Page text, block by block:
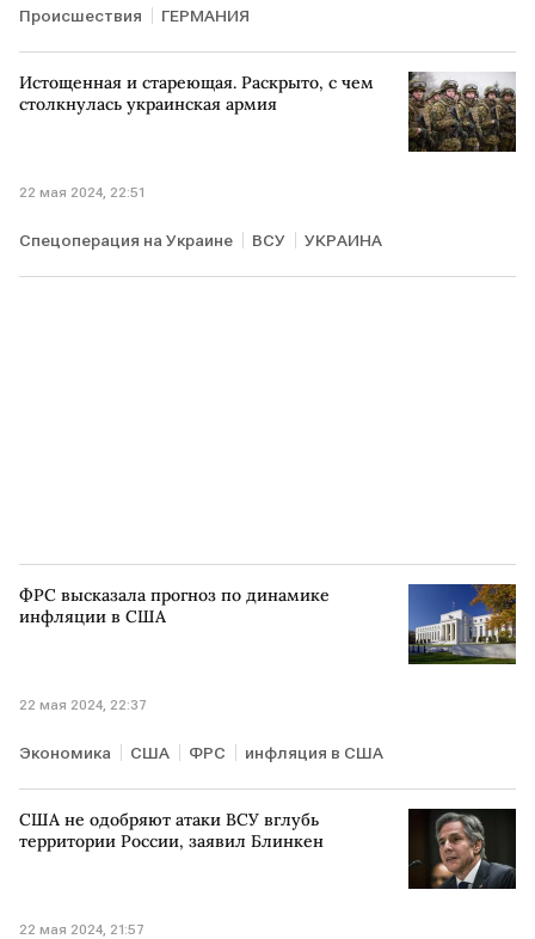
Происшествия ГЕРМАНИЯ
Истощенная и стареющая. Раскрыто, с чем
столкнулась украинская армия
22 мая 2024, 22:51
Спецоперация на Украине ВСУ УКРАИНА
ФРС высказала прогноз по динамике
инфляции в США
22 мая 2024, 22:37
Экономика США ФРС инфляция в США
США не одобряют атаки ВСУ вглубь
территории России, заявил Блинкен
22 мая 2024, 21:57